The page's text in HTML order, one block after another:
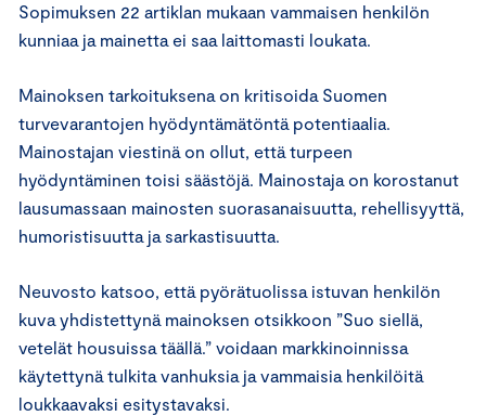
Sopimuksen 22 artiklan mukaan vammaisen henkilön
kunniaa ja mainetta ei saa laittomasti loukata.
Mainoksen tarkoituksena on kritisoida Suomen
turvevarantojen hyödyntämätöntä potentiaalia.
Mainostajan viestinä on ollut, että turpeen
hyödyntäminen toisi säästöjä. Mainostaja on korostanut
lausumassaan mainosten suorasanaisuutta, rehellisyyttä,
humoristisuutta ja sarkastisuutta.
Neuvosto katsoo, että pyörätuolissa istuvan henkilön
kuva yhdistettynä mainoksen otsikkoon ”Suo siellä,
vetelät housuissa täällä.” voidaan markkinoinnissa
käytettynä tulkita vanhuksia ja vammaisia henkilöitä
loukkaavaksi esitystavaksi.